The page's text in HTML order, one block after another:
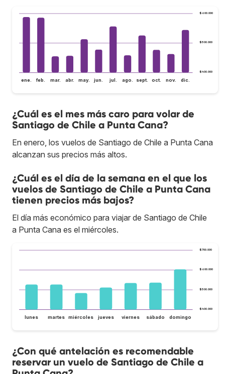
$400.000
$500.000
$600.000
ene. feb. mar. abr. may. jun. jul. ago. sept. oct. nov. dic.
¿Cuál es el mes más caro para volar de
Santiago de Chile a Punta Cana?
En enero, los vuelos de Santiago de Chile a Punta Cana
alcanzan sus precios más altos.
¿Cuál es el día de la semana en el que los
vuelos de Santiago de Chile a Punta Cana
tienen precios más bajos?
El día más económico para viajar de Santiago de Chile
a Punta Cana es el miércoles.
$400.000
$500.000
$600.000
$700.000
lunes martes miércoles jueves viernes sábado domingo
¿Con qué antelación es recomendable
reservar un vuelo de Santiago de Chile a